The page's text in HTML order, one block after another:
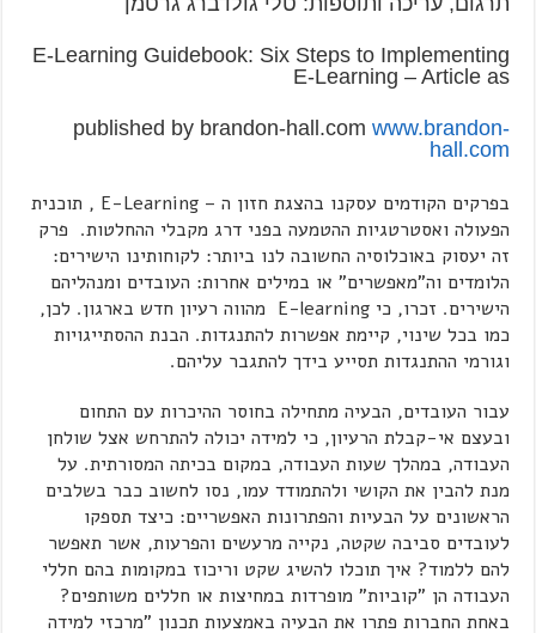
E-Learning Guidebook: Six Steps to Implementing
E-Learning – Article as
published by brandon-hall.com www.brandon-
hall.com
בפרקים הקודמים עסקנו בהצגת חזון ה – E-Learning , תוכנית
הפעולה ואסטרטגיות ההטמעה בפני דרג מקבלי ההחלטות. פרק
זה יעסוק באוכלוסיה החשובה לנו ביותר: לקוחותינו הישירים:
הלומדים וה"מאפשרים" או במילים אחרות: העובדים ומנהליהם
הישירים. זכרו, כי E-learning מהווה רעיון חדש בארגון. לכן,
כמו בכל שינוי, קיימת אפשרות להתנגדות. הבנת ההסתייגויות
וגורמי ההתנגדות תסייע בידך להתגבר עליהם.
עבור העובדים, הבעיה מתחילה בחוסר ההיכרות עם התחום
ובעצם אי-קבלת הרעיון, כי למידה יכולה להתרחש אצל שולחן
העבודה, במהלך שעות העבודה, במקום בכיתה המסורתית. על
מנת להבין את הקושי ולהתמודד עמו, נסו לחשוב כבר בשלבים
הראשונים על הבעיות והפתרונות האפשריים: כיצד תספקו
לעובדים סביבה שקטה, נקייה מרעשים והפרעות, אשר תאפשר
להם ללמוד? איך תוכלו להשיג שקט וריכוז במקומות בהם חללי
העבודה הן "קוביות" מופרדות במחיצות או חללים משותפים?
באחת החברות פתרו את הבעיה באמצעות תכנון "מרכזי למידה